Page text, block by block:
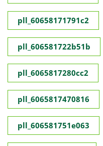
pll_60658171791c2
pll_606581722b51b
pll_6065817280cc2
pll_6065817470816
pll_606581751e063